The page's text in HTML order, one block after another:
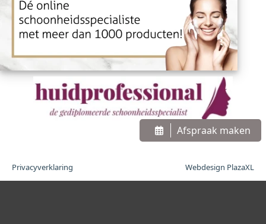
Afspraak maken
Privacyverklaring Webdesign PlazaXL